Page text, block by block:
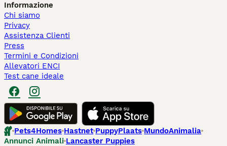
Informazione
Chi siamo
Privacy
Assistenza Clienti
Press
Termini e Condizioni
Allevatori ENCI
Test cane ideale
Pets4Homes Hastnet PuppyPlaats MundoAnimalia
Annunci Animali Lancaster Puppies